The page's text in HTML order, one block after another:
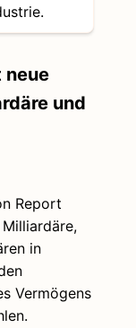
neue
und
Report
in
Vermögens